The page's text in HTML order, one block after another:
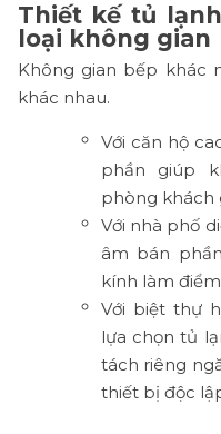
Thiết kế tủ
loại không gian
Không gian bếp khác
khác nhau.
Với căn hộ
phần giúp
phòng khách
Với nhà phố
âm bán
kính làm
Với biệt thự
lựa chọn tủ
tách riêng
thiết bị độc